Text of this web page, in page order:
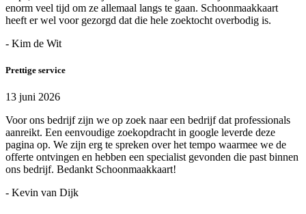
enorm veel tijd om ze allemaal langs te gaan. Schoonmaakkaart
heeft er wel voor gezorgd dat die hele zoektocht overbodig is.
- Kim de Wit
Prettige service
13 juni 2026
Voor ons bedrijf zijn we op zoek naar een bedrijf dat professionals
aanreikt. Een eenvoudige zoekopdracht in google leverde deze
pagina op. We zijn erg te spreken over het tempo waarmee we de
offerte ontvingen en hebben een specialist gevonden die past binnen
ons bedrijf. Bedankt Schoonmaakkaart!
- Kevin van Dijk